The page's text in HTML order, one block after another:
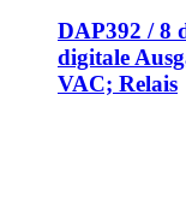
DAP392 / 8
digitale
VAC; Relais